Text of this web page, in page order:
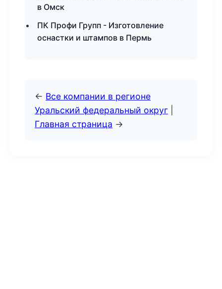
в Омск
ПК Профи Групп - Изготовление
оснастки и штампов в Пермь
← Все компании в регионе
Уральский федеральный округ
Главная страница →